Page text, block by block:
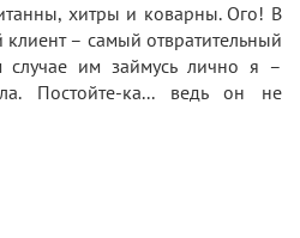
хитры и коварны. Ого! В
– самый отвратительный
им займусь лично я –
Постойте-ка... ведь он не